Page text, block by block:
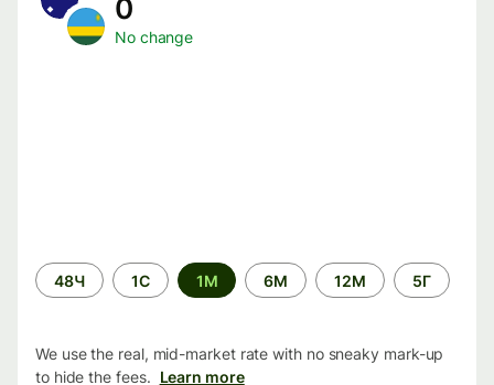
0
No change
Time
period
48Ч 1С 1М 6М 12М 5Г
We use the real, mid-market rate with no sneaky mark-up
to hide the fees. Learn more